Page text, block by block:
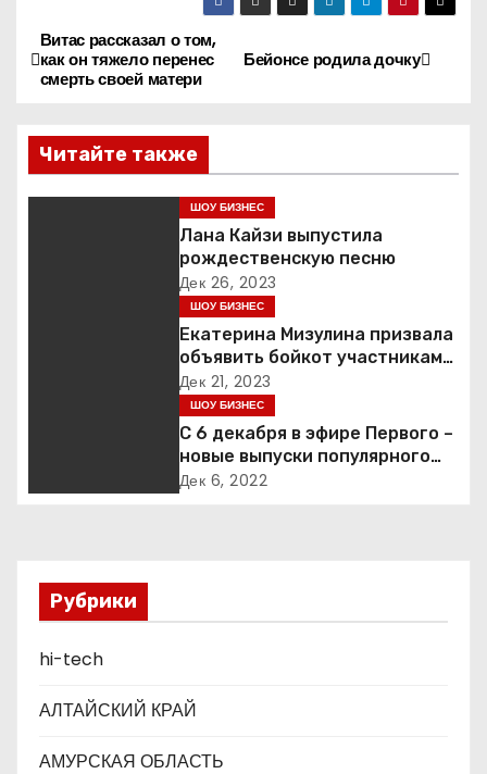
Н
а
в
и
п
Бейонсе родила дочку
Витас рассказал о том,
как он тяжело перенес
смерть своей матери
Читайте также
ШОУ БИЗНЕС
Лана Кайзи выпустила
рождественскую песню
Дек 26, 2023
ШОУ БИЗНЕС
Екатерина Мизулина призвала
объявить бойкот участникам
«голой вечеринки» Насти
Ивлеевой
Дек 21, 2023
ШОУ БИЗНЕС
С 6 декабря в эфире Первого –
новые выпуски популярного
ток-шоу
Дек 6, 2022
Рубрики
hi-tech
АЛТАЙСКИЙ КРАЙ
АМУРСКАЯ ОБЛАСТЬ